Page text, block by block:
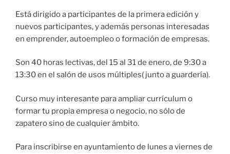
Está dirigido a participantes de la primera edición y
nuevos participantes, y además personas interesadas
en emprender, autoempleo o formación de empresas.
Son 40 horas lectivas, del 15 al 31 de enero, de 9:30 a
13:30 en el salón de usos múltiples( junto a guardería).
Curso muy interesante para ampliar currículum o
formar tu propia empresa o negocio, no sólo de
zapatero sino de cualquier ámbito.
Para inscribirse en ayuntamiento de lunes a viernes de